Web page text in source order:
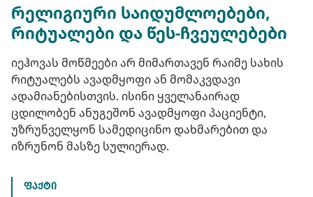
რელიგიური საიდუმლოებები,
რიტუალები და წეს-ჩვეულებები
იეჰოვას მოწმეები არ მიმართავენ რაიმე სახის
რიტუალებს ავადმყოფი ან მომაკვდავი
ადამიანებისთვის. ისინი ყველანაირად
ცდილობენ ანუგეშონ ავადმყოფი პაციენტი,
უზრუნველყონ სამედიცინო დახმარებით და
იზრუნონ მასზე სულიერად.
ᲤᲐᲥᲢᲘ